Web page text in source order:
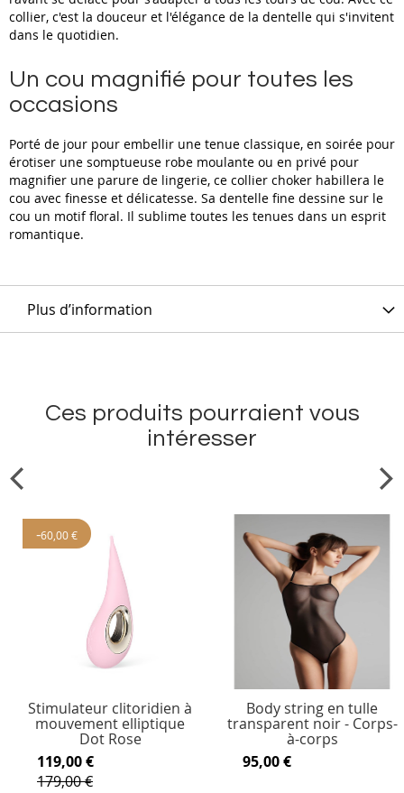
collier, c'est la douceur et l'élégance de la dentelle qui s'invitent
dans le quotidien.
Un cou magnifié pour toutes les
occasions
Porté de jour pour embellir une tenue classique, en soirée pour
érotiser une somptueuse robe moulante ou en privé pour
magnifier une parure de lingerie, ce collier choker habillera le
cou avec finesse et délicatesse. Sa dentelle fine dessine sur le
cou un motif floral. Il sublime toutes les tenues dans un esprit
romantique.
Plus d’information
Ces produits pourraient vous
intéresser
-60,00 €
Stimulateur clitoridien à
mouvement elliptique
Dot Rose
119,00 €
179,00 €
Body string en tulle
transparent noir - Corps-
à-corps
95,00 €